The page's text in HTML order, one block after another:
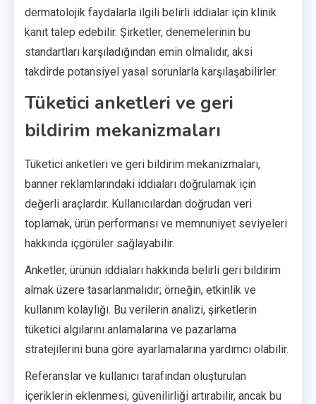
dermatolojik faydalarla ilgili belirli iddialar için klinik
kanıt talep edebilir. Şirketler, denemelerinin bu
standartları karşıladığından emin olmalıdır, aksi
takdirde potansiyel yasal sorunlarla karşılaşabilirler.
Tüketici anketleri ve geri
bildirim mekanizmaları
Tüketici anketleri ve geri bildirim mekanizmaları,
banner reklamlarındaki iddiaları doğrulamak için
değerli araçlardır. Kullanıcılardan doğrudan veri
toplamak, ürün performansı ve memnuniyet seviyeleri
hakkında içgörüler sağlayabilir.
Anketler, ürünün iddiaları hakkında belirli geri bildirim
almak üzere tasarlanmalıdır; örneğin, etkinlik ve
kullanım kolaylığı. Bu verilerin analizi, şirketlerin
tüketici algılarını anlamalarına ve pazarlama
stratejilerini buna göre ayarlamalarına yardımcı olabilir.
Referanslar ve kullanıcı tarafından oluşturulan
içeriklerin eklenmesi, güvenilirliği artırabilir, ancak bu